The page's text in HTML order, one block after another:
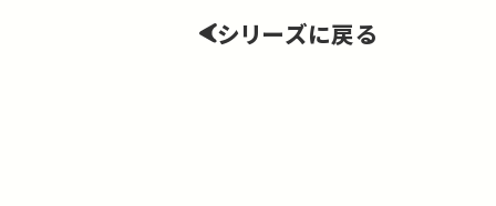
シリーズに戻る